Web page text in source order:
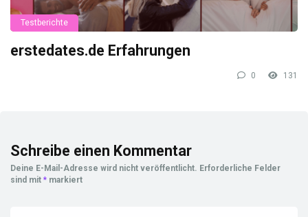
Testberichte
erstedates.de Erfahrungen
0 131
Schreibe einen Kommentar
Deine E-Mail-Adresse wird nicht veröffentlicht. Erforderliche Felder
sind mit * markiert